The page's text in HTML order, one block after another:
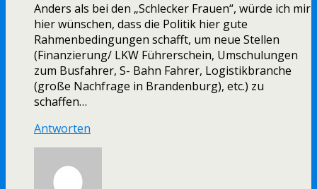
Anders als bei den „Schlecker Frauen“, würde ich mir
hier wünschen, dass die Politik hier gute
Rahmenbedingungen schafft, um neue Stellen
(Finanzierung/ LKW Führerschein, Umschulungen
zum Busfahrer, S- Bahn Fahrer, Logistikbranche
(große Nachfrage in Brandenburg), etc.) zu
schaffen…
Antworten